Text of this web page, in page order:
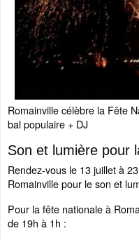
Romainville célèbre la Fête
bal populaire + DJ
Son et lumière pour
Rendez-vous le 13 juillet à
Romainville pour le son et
Pour la fête nationale à
de 19h à 1h :